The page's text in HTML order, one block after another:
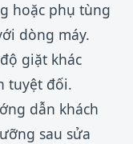
hoặc phụ tùng
dòng máy.
giặt khác
tuyệt đối.
dẫn khách
sau sửa